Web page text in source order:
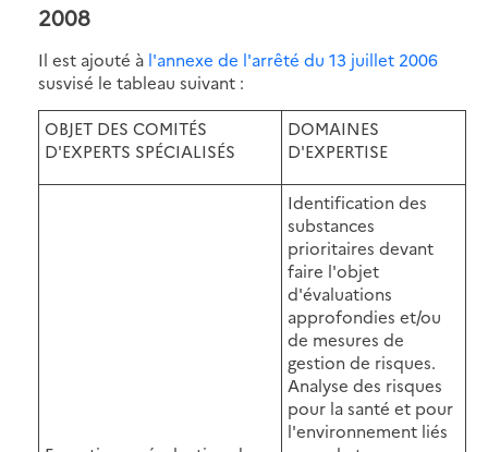
2008
Il est ajouté à l'annexe de l'arrêté du 13 juillet 2006
susvisé le tableau suivant :
OBJET DES COMITÉS
D'EXPERTS SPÉCIALISÉS
DOMAINES
D'EXPERTISE
Identification des
substances
prioritaires devant
faire l'objet
d'évaluations
approfondies et/ou
de mesures de
gestion de risques.
Analyse des risques
pour la santé et pour
l'environnement liés